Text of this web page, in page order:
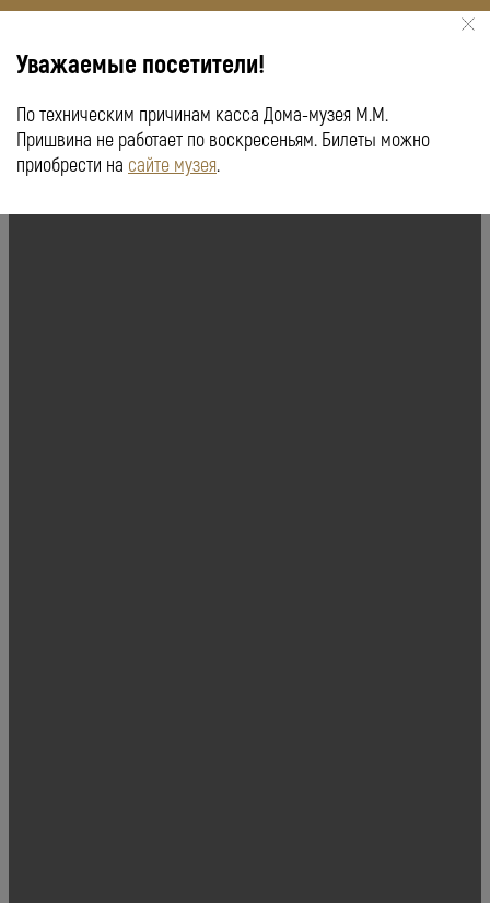
КУПИТЬ БИЛЕТ ПУШКИНСКАЯ КАРТА
Уважаемые посетители!
По техническим причинам касса Дома-музея М.М.
Пришвина не работает по воскресеньям. Билеты можно
приобрести на сайте музея.